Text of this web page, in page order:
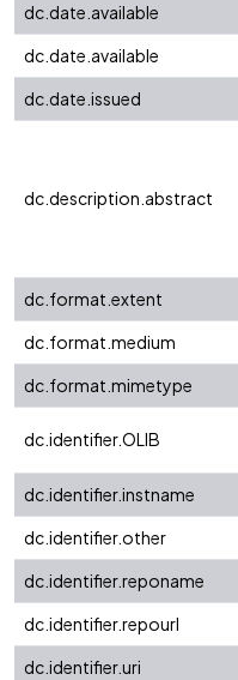
dc.date.available
dc.date.available
dc.date.issued
dc.description.abstract
dc.format.extent
dc.format.medium
dc.format.mimetype
dc.identifier.OLIB
dc.identifier.instname
dc.identifier.other
dc.identifier.reponame
dc.identifier.repourl
dc.identifier.uri